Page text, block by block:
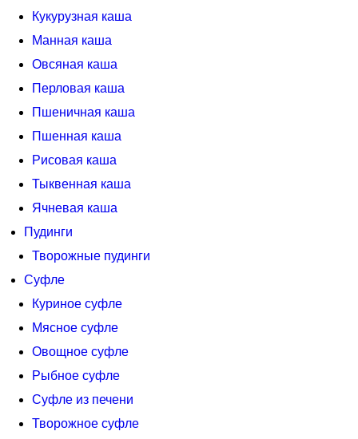
Кукурузная каша
Манная каша
Овсяная каша
Перловая каша
Пшеничная каша
Пшенная каша
Рисовая каша
Тыквенная каша
Ячневая каша
Пудинги
Творожные пудинги
Суфле
Куриное суфле
Мясное суфле
Овощное суфле
Рыбное суфле
Суфле из печени
Творожное суфле